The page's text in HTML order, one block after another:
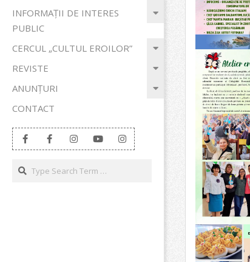
INFORMAȚII DE INTERES
PUBLIC
CERCUL „CULTUL EROILOR”
REVISTE
ANUNȚURI
CONTACT
Search